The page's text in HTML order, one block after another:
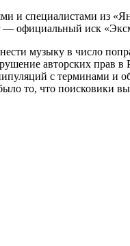
и специалистами из
— официальный иск
музыку в число
авторских прав в
с терминами и
то, что поисковики